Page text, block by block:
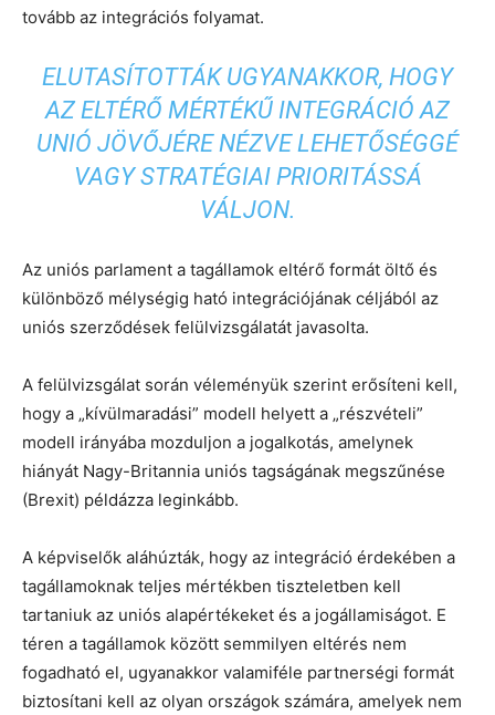
tovább az integrációs folyamat.
ELUTASÍTOTTÁK UGYANAKKOR, HOGY
AZ ELTÉRŐ MÉRTÉKŰ INTEGRÁCIÓ AZ
UNIÓ JÖVŐJÉRE NÉZVE LEHETŐSÉGGÉ
VAGY STRATÉGIAI PRIORITÁSSÁ
VÁLJON.
Az uniós parlament a tagállamok eltérő formát öltő és
különböző mélységig ható integrációjának céljából az
uniós szerződések felülvizsgálatát javasolta.
A felülvizsgálat során véleményük szerint erősíteni kell,
hogy a „kívülmaradási” modell helyett a „részvételi”
modell irányába mozduljon a jogalkotás, amelynek
hiányát Nagy-Britannia uniós tagságának megszűnése
(Brexit) példázza leginkább.
A képviselők aláhúzták, hogy az integráció érdekében a
tagállamoknak teljes mértékben tiszteletben kell
tartaniuk az uniós alapértékeket és a jogállamiságot. E
téren a tagállamok között semmilyen eltérés nem
fogadható el, ugyanakkor valamiféle partnerségi formát
biztosítani kell az olyan országok számára, amelyek nem